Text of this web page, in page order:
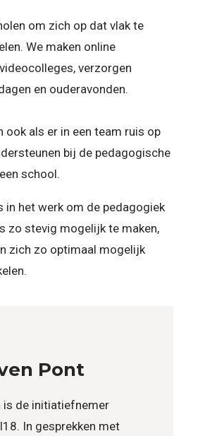
om zich op dat vlak te
We maken online
verzorgen
en ouderavonden.
ook als er in een team ruis op
bij de pedagogische
school.
in het werk om de pedagogiek
zo stevig mogelijk te maken,
zich zo optimaal mogelijk
Pont
is de initiatiefnemer
In gesprekken met